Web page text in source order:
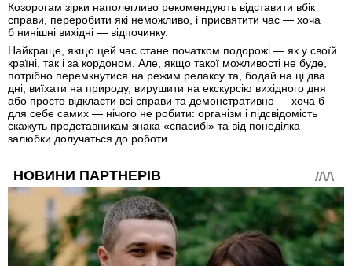
Козорогам зірки наполегливо рекомендують відставити вбік
справи, переробити які неможливо, і присвятити час — хоча
б нинішні вихідні — відпочинку.
Найкраще, якщо цей час стане початком подорожі — як у своїй
країні, так і за кордоном. Але, якщо такої можливості не буде,
потрібно перемкнутися на режим релаксу та, бодай на ці два
дні, виїхати на природу, вирушити на екскурсію вихідного дня
або просто відкласти всі справи та демонстративно — хоча б
для себе самих — нічого не робити: організм і підсвідомість
скажуть представникам знака «спасибі» та від понеділка
залюбки долучаться до роботи.